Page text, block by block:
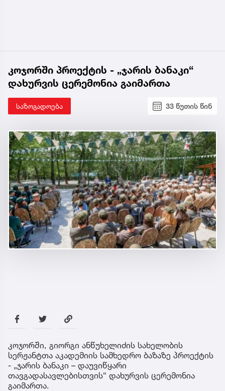
კოჯორში პროექტის - „ჯარის ბანაკი“
დახურვის ცერემონია გაიმართა
საზოგადოება 33 წუთის წინ
კოჯორში, გიორგი ანწუხელიძის სახელობის
სერჟანტთა აკადემიის სამხედრო ბაზაზე პროექტის
- „ჯარის ბანაკი – დაუვიწყარი
თავგადასავლებისთვის“ დახურვის ცერემონია
გაიმართა.